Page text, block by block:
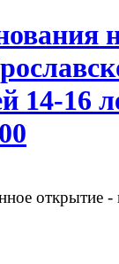
14-16
открытие -